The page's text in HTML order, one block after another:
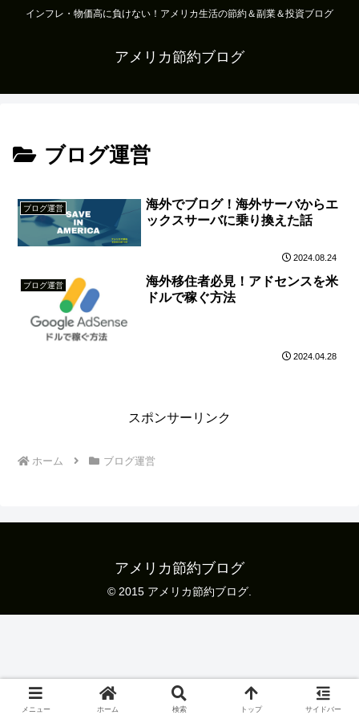
インフレ・物価高に負けない！アメリカ生活の節約＆副業＆投資ブログ
アメリカ節約ブログ
ブログ運営
ブログ運営
海外でブログ！海外サーバからエ
ックスサーバに乗り換えた話
2024.08.24
ブログ運営
海外移住者必見！アドセンスを米
ドルで稼ぐ方法
2024.04.28
スポンサーリンク
ホーム ブログ運営
アメリカ節約ブログ
© 2015 アメリカ節約ブログ.
メニュー ホーム 検索 トップ サイドバー